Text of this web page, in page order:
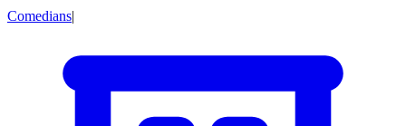
Comedians|